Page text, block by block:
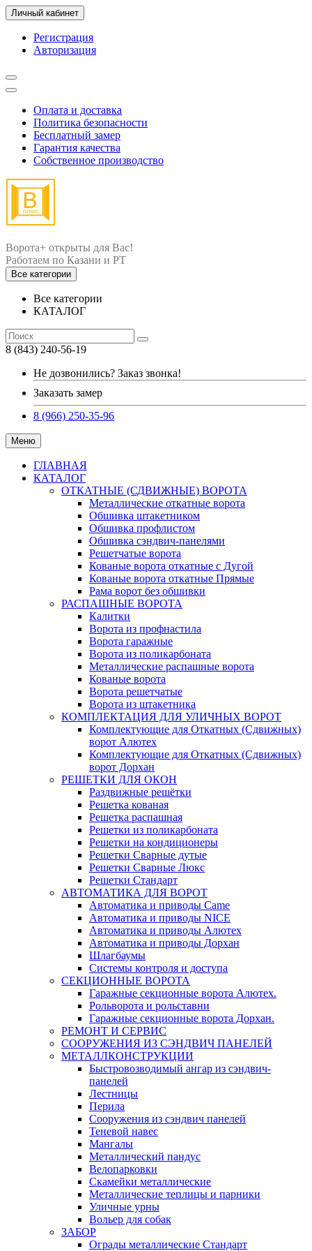
Личный кабинет
Регистрация
Авторизация
Оплата и доставка
Политика безопасности
Бесплатный замер
Гарантия качества
Собственное производство
Ворота+ открыты для Вас!
Все категории
Все категории
КАТАЛОГ
8 (843) 240-56-19
Не дозвонились? Заказ звонка!
Заказать замер
8 (966) 250-35-96
Меню
ГЛАВНАЯ
КАТАЛОГ
ОТКАТНЫЕ (СДВИЖНЫЕ) ВОРОТА
Металлические откатные ворота
Обшивка штакетником
Обшивка профлистом
Обшивка сэндвич-панелями
Решетчатые ворота
Кованые ворота откатные с Дугой
Кованые ворота откатные Прямые
Рама ворот без обшивки
РАСПАШНЫЕ ВОРОТА
Калитки
Ворота из профнастила
Ворота гаражные
Ворота из поликарбоната
Металлические распашные ворота
Кованые ворота
Ворота решетчатые
Ворота из штакетника
КОМПЛЕКТАЦИЯ ДЛЯ УЛИЧНЫХ ВОРОТ
Комплектующие для Откатных (Сдвижных)
ворот Алютех
Комплектующие для Откатных (Сдвижных)
ворот Дорхан
РЕШЕТКИ ДЛЯ ОКОН
Раздвижные решётки
Решетка кованая
Решетка распашная
Решетки из поликарбоната
Решетки на кондиционеры
Решетки Сварные дутые
Решетки Сварные Люкс
Решетки Стандарт
АВТОМАТИКА ДЛЯ ВОРОТ
Автоматика и приводы Came
Автоматика и приводы NICE
Автоматика и приводы Алютех
Автоматика и приводы Дорхан
Шлагбаумы
Системы контроля и доступа
СЕКЦИОННЫЕ ВОРОТА
Гаражные секционные ворота Алютех.
Рольворота и рольставни
Гаражные секционные ворота Дорхан.
РЕМОНТ И СЕРВИС
СООРУЖЕНИЯ ИЗ СЭНДВИЧ ПАНЕЛЕЙ
МЕТАЛЛКОНСТРУКЦИИ
Быстровозводимый ангар из сэндвич-
панелей
Лестницы
Перила
Сооружения из сэндвич панелей
Теневой навес
Мангалы
Металлический пандус
Велопарковки
Скамейки металлические
Металлические теплицы и парники
Уличные урны
Вольер для собак
ЗАБОР
Ограды металлические Стандарт